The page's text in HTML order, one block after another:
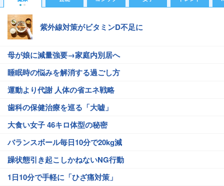
紫外線対策がビタミンD不足に
母が娘に減量強要→家庭内別居へ
睡眠時の悩みを解消する過ごし方
運動より代謝 人体の省エネ戦略
歯科の保健治療を巡る「大嘘」
大食い女子 46キロ体型の秘密
バランスボール毎日10分で20kg減
躁状態引き起こしかねないNG行動
1日10分で手軽に「ひざ痛対策」